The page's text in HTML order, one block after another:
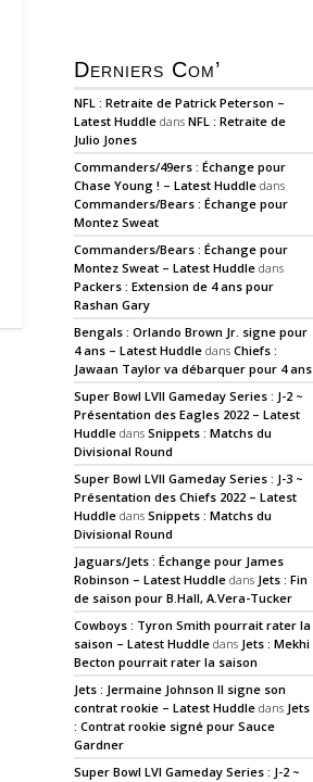
Derniers Com’
NFL : Retraite de Patrick Peterson –
Latest Huddle dansNFL : Retraite de
Julio Jones
Commanders/49ers : Échange pour
Chase Young ! – Latest Huddle dans
Commanders/Bears : Échange pour
Montez Sweat
Commanders/Bears : Échange pour
Montez Sweat – Latest Huddle dans
Packers : Extension de 4 ans pour
Rashan Gary
Bengals : Orlando Brown Jr. signe pour
4 ans – Latest Huddle dansChiefs :
Jawaan Taylor va débarquer pour 4 ans
Super Bowl LVII Gameday Series : J-2 ~
Présentation des Eagles 2022 – Latest
Huddle dansSnippets : Matchs du
Divisional Round
Super Bowl LVII Gameday Series : J-3 ~
Présentation des Chiefs 2022 – Latest
Huddle dansSnippets : Matchs du
Divisional Round
Jaguars/Jets : Échange pour James
Robinson – Latest Huddle dans Jets : Fin
de saison pour B.Hall, A.Vera-Tucker
Cowboys : Tyron Smith pourrait rater la
saison – Latest Huddle dans Jets : Mekhi
Becton pourrait rater la saison
Jets : Jermaine Johnson II signe son
contrat rookie – Latest Huddle dans Jets
: Contrat rookie signé pour Sauce
Gardner
Super Bowl LVI Gameday Series : J-2 ~